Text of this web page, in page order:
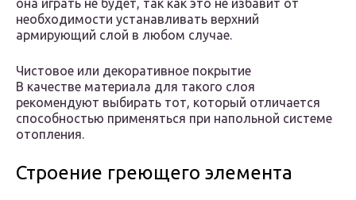
она играть не будет, так как это не избавит от
необходимости устанавливать верхний
армирующий слой в любом случае.
Чистовое или декоративное покрытие
В качестве материала для такого слоя
рекомендуют выбирать тот, который отличается
способностью применяться при напольной системе
отопления.
Строение греющего элемента